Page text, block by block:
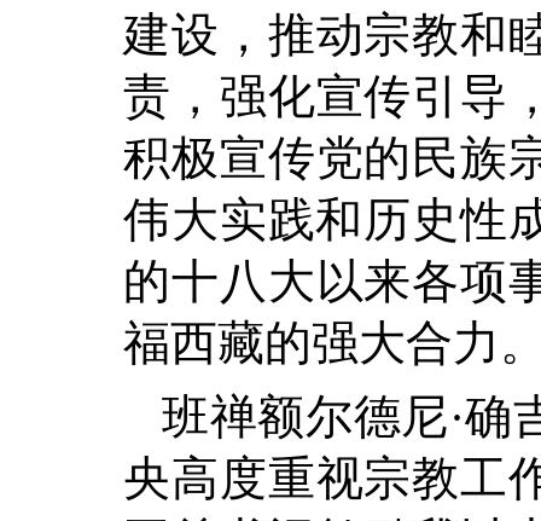
建设，推动宗教和
责，强化宣传引导
积极宣传党的民族
伟大实践和历史性
的十八大以来各项
福西藏的强大合力
班禅额尔德尼·确
央高度重视宗教工